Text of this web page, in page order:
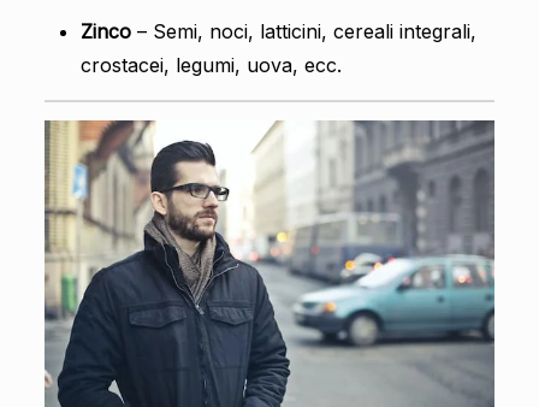
Zinco– Semi, noci, latticini, cereali integrali,
crostacei, legumi, uova, ecc.